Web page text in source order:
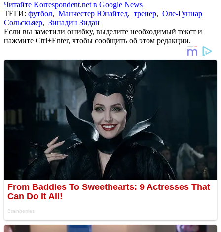
Читайте Korrespondent.net в Google News
ТЕГИ: футбол, Манчестер Юнайтед, тренер, Оле-Гуннар
Сольскьяер, Зинадин Зидан
Если вы заметили ошибку, выделите необходимый текст и
нажмите Ctrl+Enter, чтобы сообщить об этом редакции.